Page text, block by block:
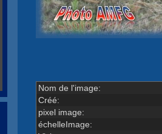
Nom de l'image:
Créé:
pixel image:
échelleImage: